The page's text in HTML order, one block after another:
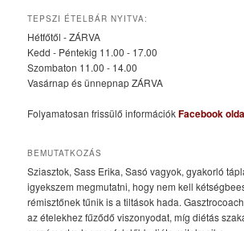
TEPSZI ÉTELBÁR NYITVA:
Hétfőtől - ZÁRVA
Kedd - Péntekig 11.00 - 17.00
Szombaton 11.00 - 14.00
Vasárnap és ünnepnap ZÁRVA
Folyamatosan frissülő információkFacebook
BEMUTATKOZÁS
Sziasztok, Sass Erika, Sasó vagyok, gyakorló
igyekszem megmutatni, hogy nem kell
rémisztőnek tűnik is a tiltások hada.
az ételekhez fűződő viszonyodat, míg diétás